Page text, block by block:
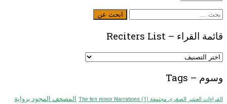
ابحث
ابحث عن
قائمة القراء – Reciters List
قائمة
Reciters
List
وسوم – Tags
القراءات العشر الصغرى مجتمعة The ten minor Narrations (1)
المصحف المجود برواية